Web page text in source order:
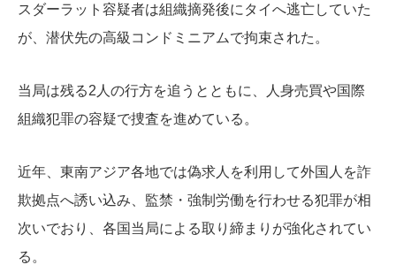
スダーラット容疑者は組織摘発後にタイへ逃亡していた
が、潜伏先の高級コンドミニアムで拘束された。
当局は残る2人の行方を追うとともに、人身売買や国際
組織犯罪の容疑で捜査を進めている。
近年、東南アジア各地では偽求人を利用して外国人を詐
欺拠点へ誘い込み、監禁・強制労働を行わせる犯罪が相
次いでおり、各国当局による取り締まりが強化されてい
る。